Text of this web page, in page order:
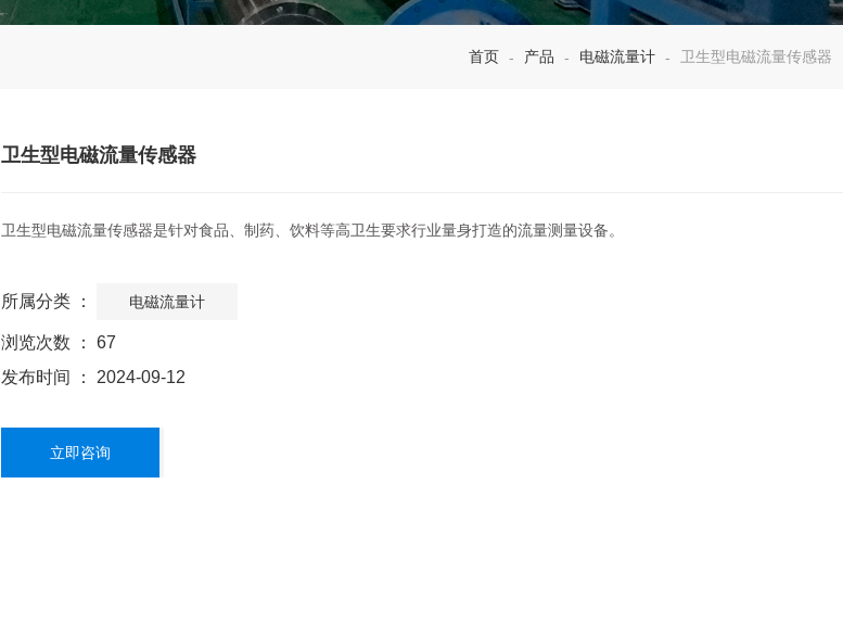
首页 - 产品 - 电磁流量计 - 卫生型电磁流量传感器
卫生型电磁流量传感器
卫生型电磁流量传感器是针对食品、制药、饮料等高卫生要求行业量身打造的流量测量设备。
所属分类 ： 电磁流量计
浏览次数 ： 67
发布时间 ： 2024-09-12
立即咨询